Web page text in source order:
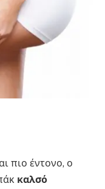
πιο έντονο, ο
καλσό